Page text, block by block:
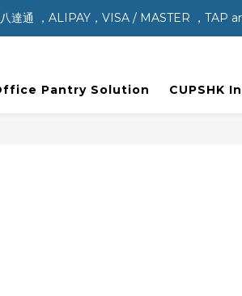
達通 ，ALIPAY，VISA / MASTER ，TAP
Office Pantry Solution CUPSHK